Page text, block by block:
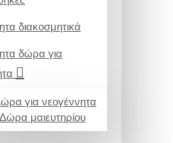
διακοσμητικά
δώρα για
για νεογέννητα
μαιευτηρίου